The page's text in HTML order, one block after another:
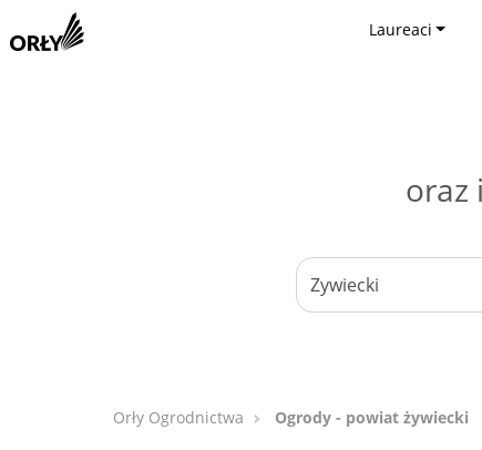
Laureaci
oraz
Orły Ogrodnictwa Ogrody - powiat żywiecki